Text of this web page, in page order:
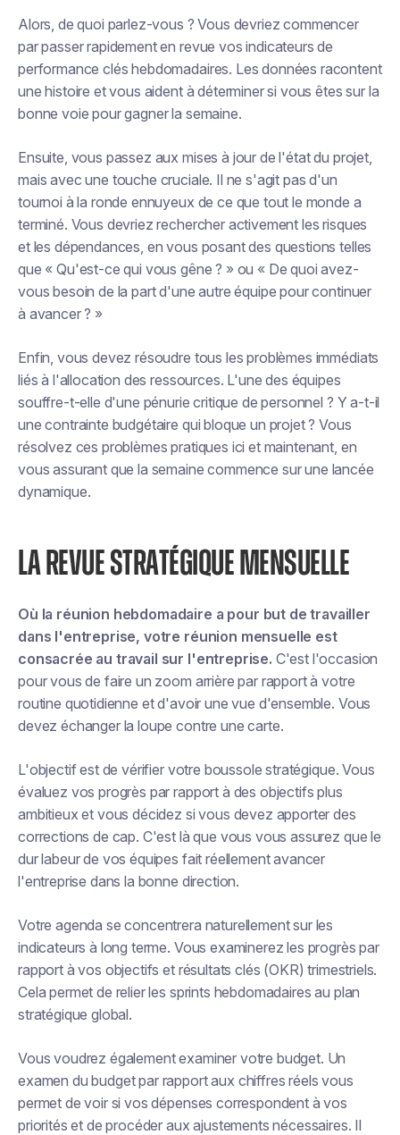
Alors, de quoi parlez-vous ? Vous devriez commencer
par passer rapidement en revue vos indicateurs de
performance clés hebdomadaires. Les données racontent
une histoire et vous aident à déterminer si vous êtes sur la
bonne voie pour gagner la semaine.
Ensuite, vous passez aux mises à jour de l'état du projet,
mais avec une touche cruciale. Il ne s'agit pas d'un
tournoi à la ronde ennuyeux de ce que tout le monde a
terminé. Vous devriez rechercher activement les risques
et les dépendances, en vous posant des questions telles
que « Qu'est-ce qui vous gêne ? » ou « De quoi avez-
vous besoin de la part d'une autre équipe pour continuer
à avancer ? »
Enfin, vous devez résoudre tous les problèmes immédiats
liés à l'allocation des ressources. L'une des équipes
souffre-t-elle d'une pénurie critique de personnel ? Y a-t-il
une contrainte budgétaire qui bloque un projet ? Vous
résolvez ces problèmes pratiques ici et maintenant, en
vous assurant que la semaine commence sur une lancée
dynamique.
LA REVUE STRATÉGIQUE MENSUELLE
Où la réunion hebdomadaire a pour but de travailler
dans l'entreprise, votre réunion mensuelle est
consacrée au travail sur l'entreprise. C'est l'occasion
pour vous de faire un zoom arrière par rapport à votre
routine quotidienne et d'avoir une vue d'ensemble. Vous
devez échanger la loupe contre une carte.
L'objectif est de vérifier votre boussole stratégique. Vous
évaluez vos progrès par rapport à des objectifs plus
ambitieux et vous décidez si vous devez apporter des
corrections de cap. C'est là que vous vous assurez que le
dur labeur de vos équipes fait réellement avancer
l'entreprise dans la bonne direction.
Votre agenda se concentrera naturellement sur les
indicateurs à long terme. Vous examinerez les progrès par
rapport à vos objectifs et résultats clés (OKR) trimestriels.
Cela permet de relier les sprints hebdomadaires au plan
stratégique global.
Vous voudrez également examiner votre budget. Un
examen du budget par rapport aux chiffres réels vous
permet de voir si vos dépenses correspondent à vos
priorités et de procéder aux ajustements nécessaires. Il